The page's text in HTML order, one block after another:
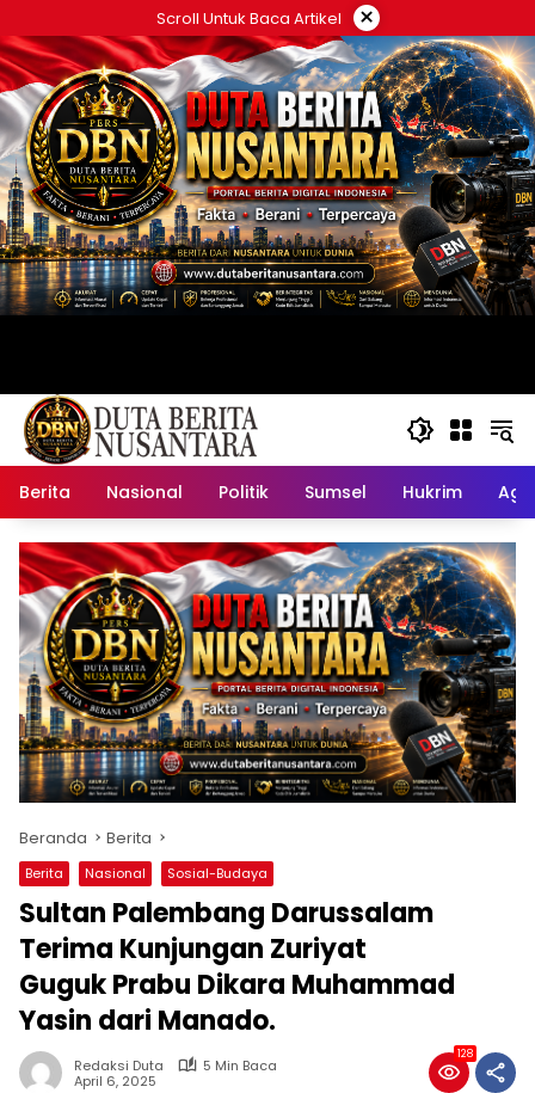
ke
konten
Scroll Untuk Baca Artikel ×
Berita Nasional Politik Sumsel Hukrim
Beranda Berita
Berita Nasional Sosial-Budaya
Sultan Palembang Darussalam
Terima Kunjungan Zuriyat
Guguk Prabu Dikara Muhammad
Yasin dari Manado.
Redaksi Duta
5 Min Baca
April 6, 2025
128